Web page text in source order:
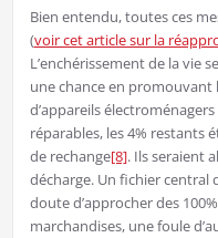
Bien entendu, toutes ces
(voir cet article sur la
L’enchérissement de la vie
une chance en promouvant
d’appareils
réparables, les 4% restants
de rechange[8]. Ils seraient
décharge. Un fichier central
doute d’approcher des
marchandises, une foule